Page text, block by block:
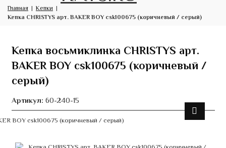
Главная
Кепки
Кепка CHRISTYS арт. BAKER BOY csk100675 (коричневый / серый)
Кепка восьмиклинка CHRISTYS арт.
BAKER BOY csk100675 (коричневый /
серый)
Артикул: 60-240-15